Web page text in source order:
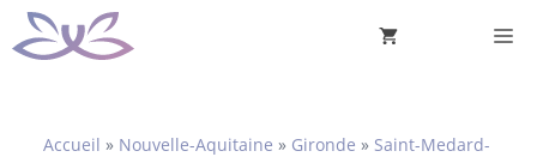
Aller
au
Accueil » Nouvelle-Aquitaine » Gironde » Saint-Medard-